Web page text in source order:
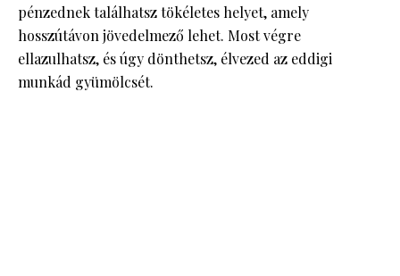
pénzednek találhatsz tökéletes helyet, amely
hosszútávon jövedelmező lehet. Most végre
ellazulhatsz, és úgy dönthetsz, élvezed az eddigi
munkád gyümölcsét.